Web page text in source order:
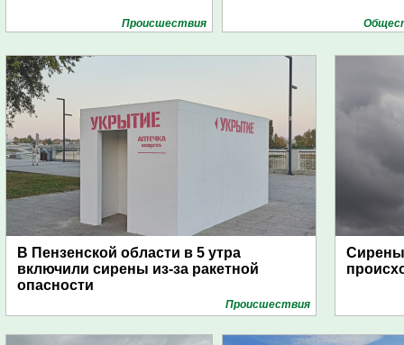
Проиcшествия
В Пензенской области в 5 утра
включили сирены из-за ракетной
опасности
Проиcшествия
Сирены